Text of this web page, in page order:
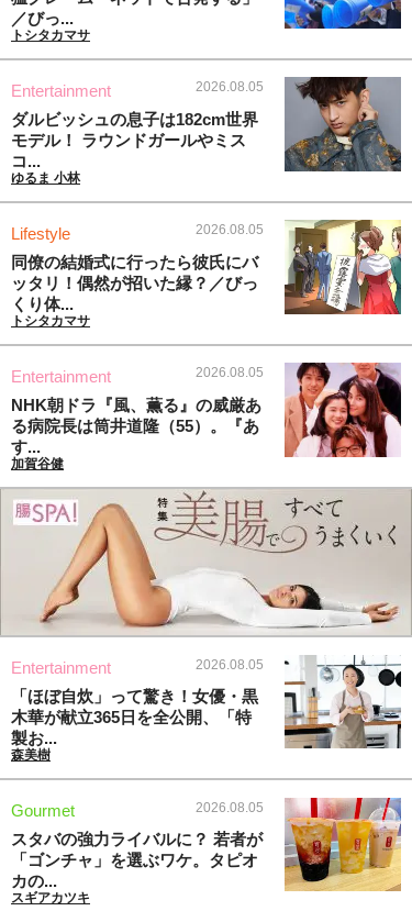
／びっ...
トシタカマサ
Entertainment 2026.08.05
ダルビッシュの息子は182cm世界
モデル！ ラウンドガールやミス
コ...
ゆるま 小林
Lifestyle 2026.08.05
同僚の結婚式に行ったら彼氏にバ
ッタリ！偶然が招いた縁？／びっ
くり体...
トシタカマサ
Entertainment 2026.08.05
NHK朝ドラ『風、薫る』の威厳あ
る病院長は筒井道隆（55）。『あ
す...
加賀谷健
Entertainment 2026.08.05
「ほぼ自炊」って驚き！女優・黒
木華が献立365日を全公開、「特
製お...
森美樹
Gourmet 2026.08.05
スタバの強力ライバルに？ 若者が
「ゴンチャ」を選ぶワケ。タピオ
カの...
スギアカツキ